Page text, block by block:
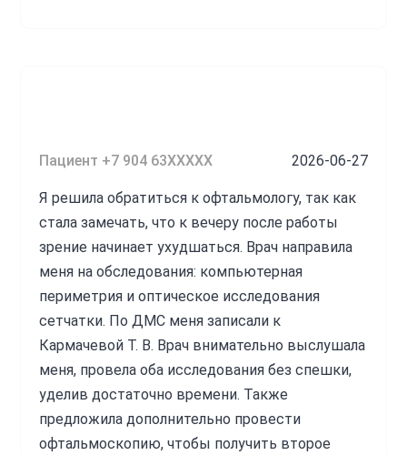
перед удалением зуба. В общем, терпимо. Но, а
поехала домой. После наркоза немного
поболело. Но на следующий день боли не было.
Конечно без синяков и отеков не обошлось. Но
это через 2 недели проходит. Шовчик очень
аккуратный. Почти незаметен. Спасибо Елене
Борисовне за её высокий профессионализм и
внимательное отношение. Здоровья Вам,
доктор, и процветания, успехов в Вашем
нелёгком труде
Источник:doctu.ru
Пациент +7 904 63XXXXX 2026-06-27
Я решила обратиться к офтальмологу, так как
стала замечать, что к вечеру после работы
зрение начинает ухудшаться. Врач направила
меня на обследования: компьютерная
периметрия и оптическое исследования
сетчатки. По ДМС меня записали к
Кармачевой Т. В. Врач внимательно выслушала
меня, провела оба исследования без спешки,
уделив достаточно времени. Также
предложила дополнительно провести
офтальмоскопию, чтобы получить второе